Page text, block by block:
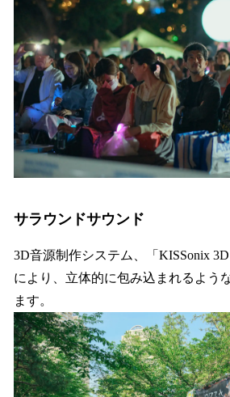
サラウンドサウンド
3D音源制作システム、「KISSonix
により、立体的に包み込まれるよう
ます。